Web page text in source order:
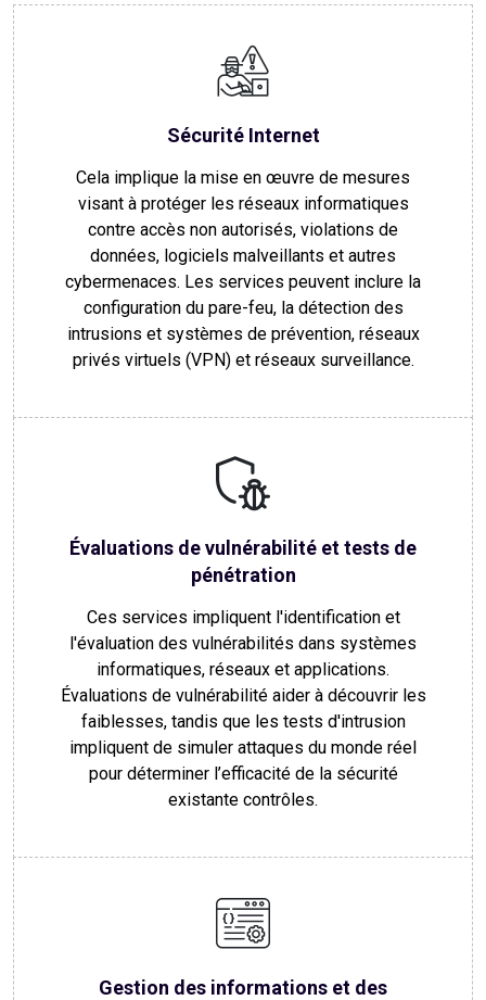
Sécurité Internet
Cela implique la mise en œuvre de mesures
visant à protéger les réseaux informatiques
contre accès non autorisés, violations de
données, logiciels malveillants et autres
cybermenaces. Les services peuvent inclure la
configuration du pare-feu, la détection des
intrusions et systèmes de prévention, réseaux
privés virtuels (VPN) et réseaux surveillance.
Évaluations de vulnérabilité et tests de
pénétration
Ces services impliquent l'identification et
l'évaluation des vulnérabilités dans systèmes
informatiques, réseaux et applications.
Évaluations de vulnérabilité aider à découvrir les
faiblesses, tandis que les tests d'intrusion
impliquent de simuler attaques du monde réel
pour déterminer l’efficacité de la sécurité
existante contrôles.
Gestion des informations et des